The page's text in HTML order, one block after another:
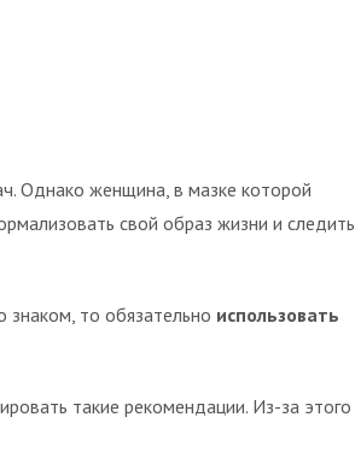
Однако женщина, в мазке которой
свой образ жизни и следить
знаком, то обязательно использовать
такие рекомендации. Из-за этого